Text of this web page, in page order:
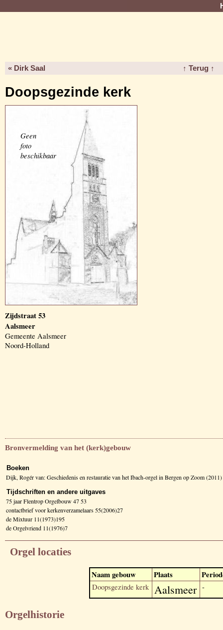
« Dirk Saal ↑ Terug ↑
Doopsgezinde kerk
Geen
foto
beschikbaar
Zijdstraat 53
Aalsmeer
Gemeente Aalsmeer
Noord-Holland
Bronvermelding van het (kerk)gebouw
Boeken
Dijk, Rogér van: Geschiedenis en restauratie van het Ibach-orgel in Bergen op Zoom
Tijdschriften en andere uitgaves
75 jaar Flentrop Orgelbouw 47 53
contactbrief voor kerkenverzamelaars 55(2006)27
de Mixtuur 11(1973)195
de Orgelvriend 11(1976)7
Orgel locaties
Naam gebouw Plaats
Doopsgezinde kerk Aalsmeer -
Orgelhistorie